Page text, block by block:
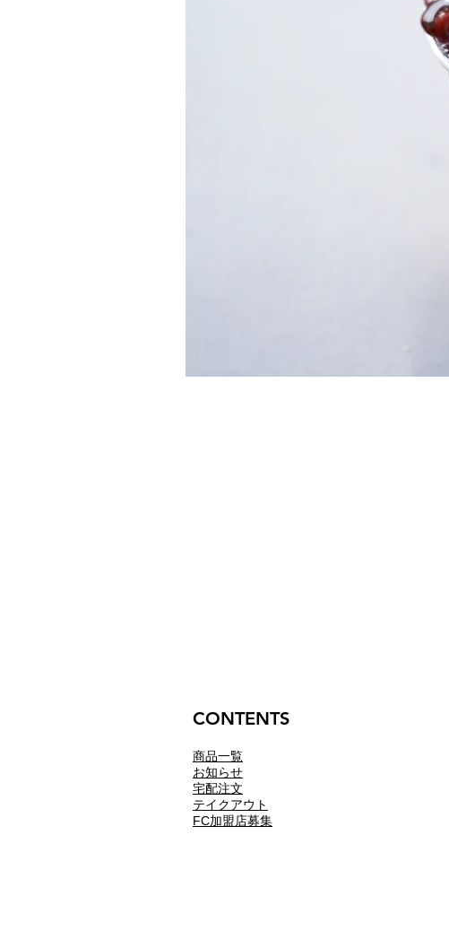
CONTENTS
商品一覧
お知らせ
​宅配注文
テイクアウト
​​FC加盟店募集